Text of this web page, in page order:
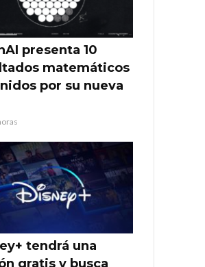
presenta 10
matemáticos
por su nueva
tendrá una
gratis y busca